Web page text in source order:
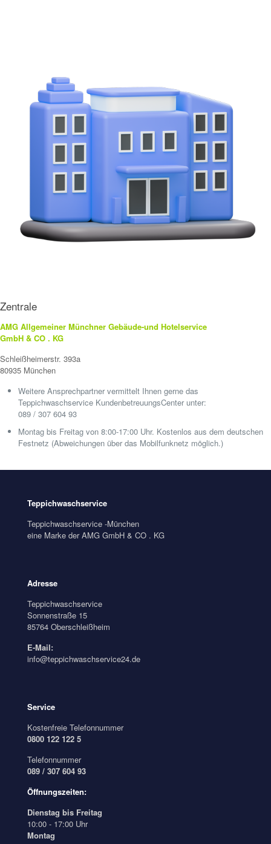
Zentrale
AMG Allgemeiner Münchner Gebäude-und Hotelservice
GmbH & CO . KG
Schleißheimerstr. 393a
80935 München
Weitere Ansprechpartner vermittelt Ihnen gerne das
Teppichwaschservice KundenbetreuungsCenter unter:
089 / 307 604 93
Montag bis Freitag von 8:00-17:00 Uhr. Kostenlos aus dem deutschen
Festnetz (Abweichungen über das Mobilfunknetz möglich.)
Teppichwaschservice
Teppichwaschservice -München
eine Marke der AMG GmbH & CO . KG
Adresse
Teppichwaschservice
Sonnenstraße 15
85764 Oberschleißheim
E-Mail:
info@teppichwaschservice24.de
Service
Kostenfreie Telefonnummer
0800 122 122 5
Telefonnummer
089 / 307 604 93
Öffnungszeiten:
Dienstag bis Freitag
10:00 - 17:00 Uhr
Montag